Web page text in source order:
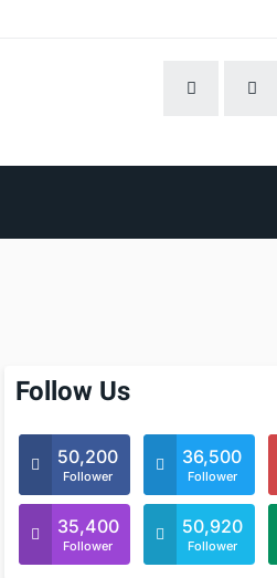
Follow Us
50,200
Follower
36,500
Follower
35,400
Follower
50,920
Follower